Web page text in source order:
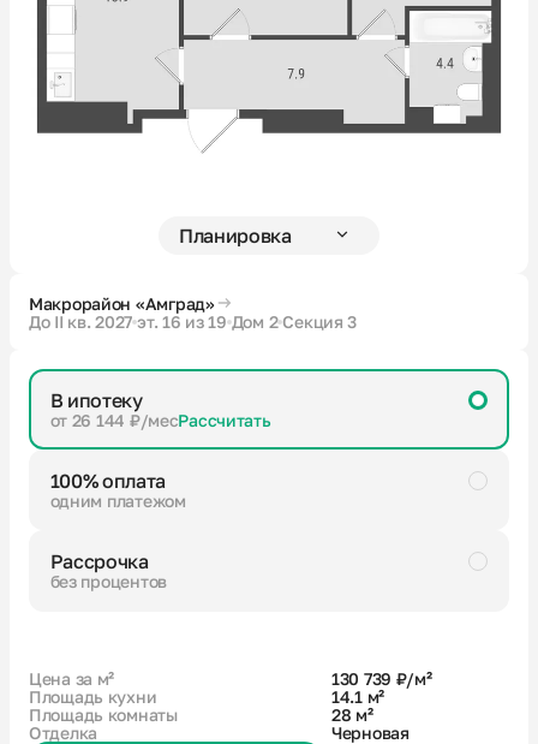
О компании
Партнерам
Контакты
Макрорайон «Амград»
До II кв. 2027 эт. 16 из 19 Дом 2 Секция 3
В ипотеку
от 26 144 ₽/месРассчитать
100% оплата
одним платежом
Рассрочка
без процентов
Цена за м²
130 739 ₽/м²
Площадь кухни
14.1 м²
Площадь комнаты
28 м²
Отделка
Черновая